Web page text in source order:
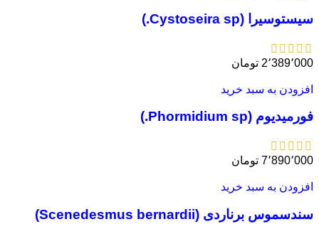
سیستوسیرا (Cystoseira sp.)
2٬389٬000 تومان
افزودن به سبد خرید
فورمیدیوم (Phormidium sp.)
7٬890٬000 تومان
افزودن به سبد خرید
سندسموس برناردی (Scenedesmus bernardii)